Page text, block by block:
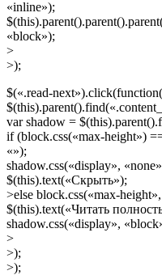
«inline»);
«block»);
>
>);
$(«.read-
var shadow =
if (block.css(«max-height»)
«»);
shadow.css(«display»,
$(this).text(«Скрыть»);
>else block.css(«max-
$(this).text(«Читать
shadow.css(«display»,
>
>);
>);